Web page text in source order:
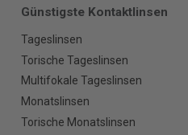
Günstigste Kontaktlinsen
Tageslinsen
Torische Tageslinsen
Multifokale Tageslinsen
Monatslinsen
Torische Monatslinsen